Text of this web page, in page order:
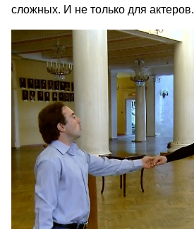
сложных. И не только для актеров.